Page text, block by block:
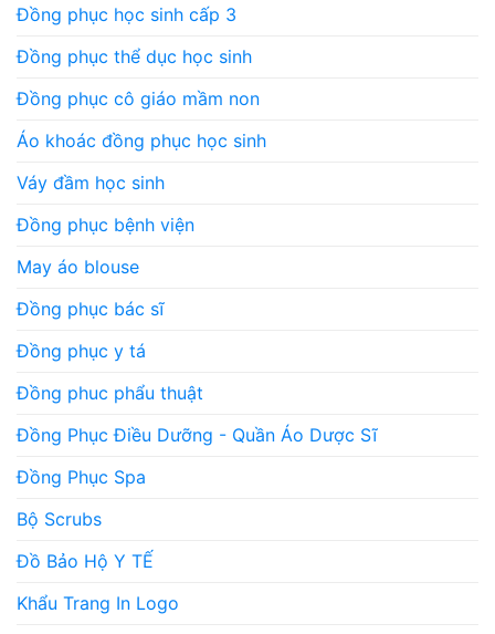
Đồng phục học sinh cấp 3
Đồng phục thể dục học sinh
Đồng phục cô giáo mầm non
Áo khoác đồng phục học sinh
Váy đầm học sinh
Đồng phục bệnh viện
May áo blouse
Đồng phục bác sĩ
Đồng phục y tá
Đồng phuc phẩu thuật
Đồng Phục Điều Dưỡng - Quần Áo Dược Sĩ
Đồng Phục Spa
Bộ Scrubs
Đồ Bảo Hộ Y TẾ
Khẩu Trang In Logo